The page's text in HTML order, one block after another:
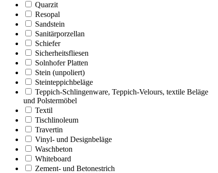
Quarzit
Resopal
Sandstein
Sanitärporzellan
Schiefer
Sicherheitsfliesen
Solnhofer Platten
Stein (unpoliert)
Steinteppichbeläge
Teppich-Schlingenware, Teppich-Velours, textile Beläge
und Polstermöbel
Textil
Tischlinoleum
Travertin
Vinyl- und Designbeläge
Waschbeton
Whiteboard
Zement- und Betonestrich